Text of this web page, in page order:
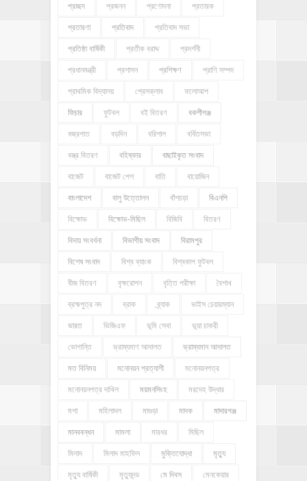
প্রচ্ছদ প্রজনন প্রণোদনা প্রতারক
প্রতারণা প্রতিবাদ প্রতিবাদ সভা
প্রতিষ্ঠা বার্ষিকী প্রতীক বরাদ্দ প্রদর্শনী
প্রধানমন্ত্রী প্রশাসন প্রশিক্ষণ প্রাণি সম্পদ
প্রাথমিক বিদ্যালয় প্রেসক্লাব ফলোআপ
ফিচার ফুটবল বই বিতরণ বকশীগঞ্জ
বজ্রপাত বড়দিন বরিশাল বর্ধিতসভা
বস্ত্র বিতরণ বহিষ্কার বাছাইকৃত সংবাদ
বাজেট বাজেট পেশ বাতি বায়োজিন
বাংলাদেশ বালু উত্তোলন বাঁশচড়া বিএনপি
বিক্ষোভ বিক্ষোভ-মিছিল বিজিবি বিতরণ
বিদায় সংবর্ধনা বিভাগীয় সংবাদ বিরামপুর
বিশেষ সংবাদ বিশ্ব ব্যাংক বিশ্বকাপ ফুটবল
বীজ বিতরণ বৃক্ষরোপন বৃত্তি পরীক্ষা বৈশাখ
ব্রহ্মপুত্র নদ ব্রাক ব্র্যাক ভাইস চেয়ারম্যান
ভারত ভিজিএফ ভূমি সেবা ভূয়া চাকরী
ভোগান্তি ভ্রাম্যমাণ আদালত ভ্রাম্যমান আদালত
মত বিনিময় মনোনয়ন প্রত্যাশী মনোনয়নপত্র
মনোনয়নপত্র দাখিল ময়মনসিংহ মরদেহ উদ্ধার
মশা মহিলাদল মাগুড়া মাদক মাদারগঞ্জ
মানববন্ধন মামলা মারধর মিছিল
মিলাদ মিলাদ মাহফিল মুক্তিযোদ্ধা মৃত্যু
মৃত্যু বার্ষিকী মৃত্যুদন্ড মে দিবস মেনকেয়ার